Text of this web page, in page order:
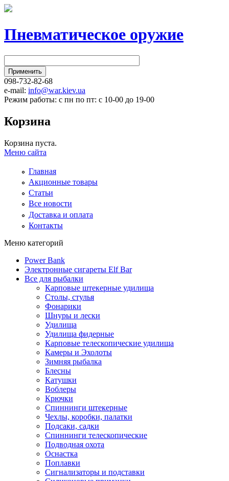
Пневматическое оружие
098-732-82-68
e-mail: info@war.kiev.ua
Режим работы: с пн по пт: с 10-00 до 19-00
Корзина
Корзина пуста.
Меню сайта
Главная
Акционные товары
Статьи
Все новости
Доставка и оплата
Контакты
Меню категорий
Power Bank
Электронные сигареты Elf Bar
Все для рыбалки
Карповые штекерные удилища
Столы, стулья
Фонарики
Шнуры и лески
Удилища
Удилища фидерные
Карповые телескопические удилища
Камеры и Эхолоты
Зимняя рыбалка
Блесны
Катушки
Воблеры
Крючки
Спиннинги штекерные
Чехлы, коробки, палатки
Подсаки, садки
Спиннинги телескопические
Подводная охота
Оснастка
Поплавки
Сигнализаторы и подставки